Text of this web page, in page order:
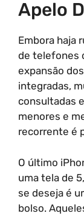
Apelo
Embora haja
de telefones
expansão
integradas,
consultadas
menores e
recorrente é
O último
uma tela de
se deseja é
bolso.